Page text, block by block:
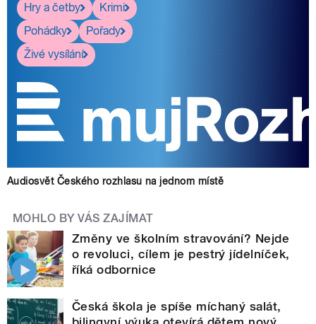
Hry a četby
Krimi
Pohádky
Pořady
Živé vysílání
Audiosvět Českého rozhlasu na jednom místě
MOHLO BY VÁS ZAJÍMAT
Změny ve školním stravování? Nejde
o revoluci, cílem je pestrý jídelníček,
říká odbornice
Česká škola je spíše míchaný salát,